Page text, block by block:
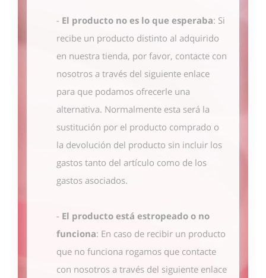
- El producto no es lo que esperaba: Si
recibe un producto distinto al adquirido
en nuestra tienda, por favor, contacte con
nosotros a través del siguiente enlace
para que podamos ofrecerle una
alternativa. Normalmente esta será la
sustitución por el producto comprado o
la devolución del producto sin incluir los
gastos tanto del artículo como de los
gastos asociados.
- El producto está estropeado o no
funciona: En caso de recibir un producto
que no funciona rogamos que contacte
con nosotros a través del siguiente enlace